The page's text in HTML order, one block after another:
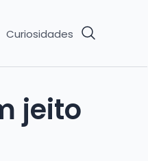
Curiosidades
jeito